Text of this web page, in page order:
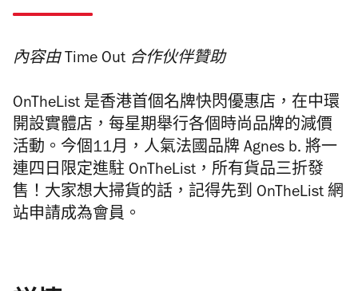
內容由 Time Out 合作伙伴贊助
OnTheList 是香港首個名牌快閃優惠店，在中環
開設實體店，每星期舉行各個時尚品牌的減價
活動。今個11月，人氣法國品牌 Agnes b. 將一
連四日限定進駐 OnTheList，所有貨品三折發
售！ 大家想大掃貨的話，記得先到 OnTheList 網
站申請成為會員。